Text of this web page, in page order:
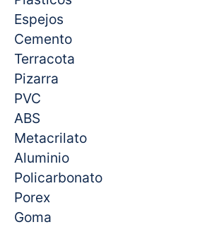
Espejos
Cemento
Terracota
Pizarra
PVC
ABS
Metacrilato
Aluminio
Policarbonato
Porex
Goma